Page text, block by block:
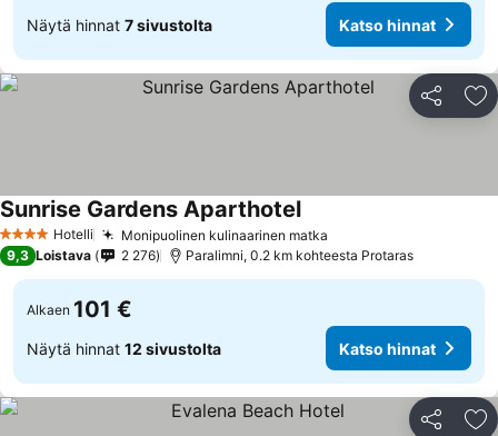
Näytä hinnat 7 sivustolta Katso hinnat
Jaa
4 Tähtiluokitus
Hotelli Monipuolinen kulinaarinen matka
Sunrise Gardens AparthotelKatso hinnat
9,3 Loistava 2 276 Paralimni, 0.2 km kohteesta Protaras
Alkaen 101 €
Näytä hinnat 12 sivustolta Katso hinnat
Jaa